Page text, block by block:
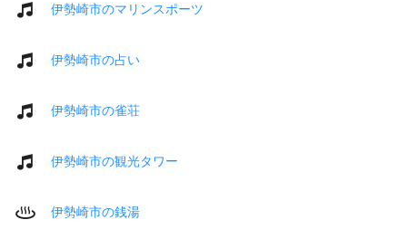
伊勢崎市のマリンスポーツ
伊勢崎市の占い
伊勢崎市の雀荘
伊勢崎市の観光タワー
伊勢崎市の銭湯